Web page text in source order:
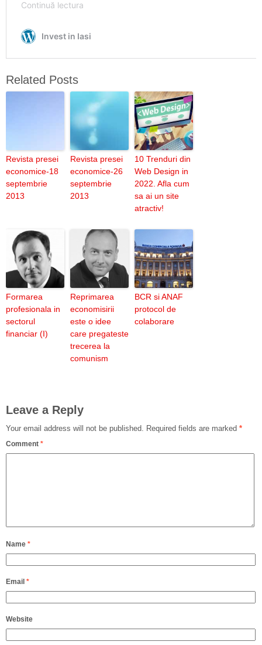
Related Posts
Revista presei
economice-18
septembrie
2013
Revista presei
economice-26
septembrie
2013
10 Trenduri din
Web Design in
2022. Afla cum
sa ai un site
atractiv!
Formarea
profesionala in
sectorul
financiar (I)
Reprimarea
economisirii
este o idee
care pregateste
trecerea la
comunism
BCR si ANAF
protocol de
colaborare
Leave a Reply
Your email address will not be published. Required fields are marked *
Comment *
Name *
Email *
Website